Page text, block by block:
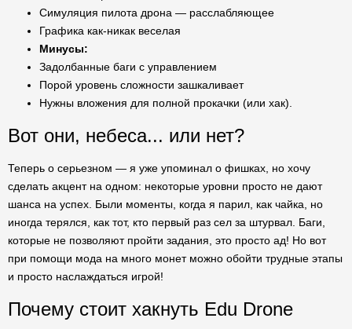
Симуляция пилота дрона — расслабляющее
Графика как-никак веселая
Минусы:
Задолбанные баги с управлением
Порой уровень сложности зашкаливает
Нужны вложения для полной прокачки (или хак).
Вот они, небеса... или нет?
Теперь о серьезном — я уже упоминал о фишках, но хочу
сделать акцент на одном: некоторые уровни просто не дают
шанса на успех. Были моменты, когда я парил, как чайка, но
иногда терялся, как тот, кто первый раз сел за штурвал. Баги,
которые не позволяют пройти задания, это просто ад! Но вот
при помощи мода на много монет можно обойти трудные этапы
и просто наслаждаться игрой!
Почему стоит хакнуть Edu Drone